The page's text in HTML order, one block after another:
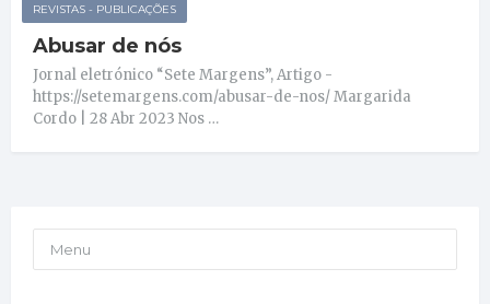
REVISTAS - PUBLICAÇÕES
Abusar de nós
Jornal eletrónico “Sete Margens”, Artigo -
https://setemargens.com/abusar-de-nos/ Margarida
Cordo | 28 Abr 2023 Nos …
Menu